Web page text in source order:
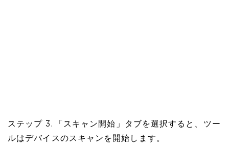
ステップ 3. 「スキャン開始」タブを選択すると、ツー
ルはデバイスのスキャンを開始します。